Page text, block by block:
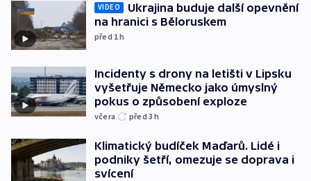
VIDEO
Ukrajina buduje další opevnění
na hranici s Běloruskem
před 1h
Incidenty s drony na letišti v Lipsku
vyšetřuje Německo jako úmyslný
pokus o způsobení exploze
včera před 3h
Klimatický budíček Maďarů. Lidé i
podniky šetří, omezuje se doprava i
svícení